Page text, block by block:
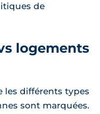
de
logements
les différents types
sont marquées.